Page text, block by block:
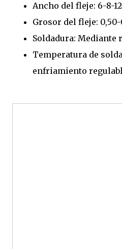
Ancho del fleje: 6-8-
Grosor del fleje:
Soldadura: Mediante
Temperatura de
enfriamiento